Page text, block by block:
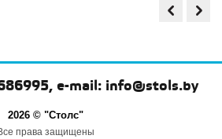
e-mail: info@stols.by
2026 © "Столс"
права защищены